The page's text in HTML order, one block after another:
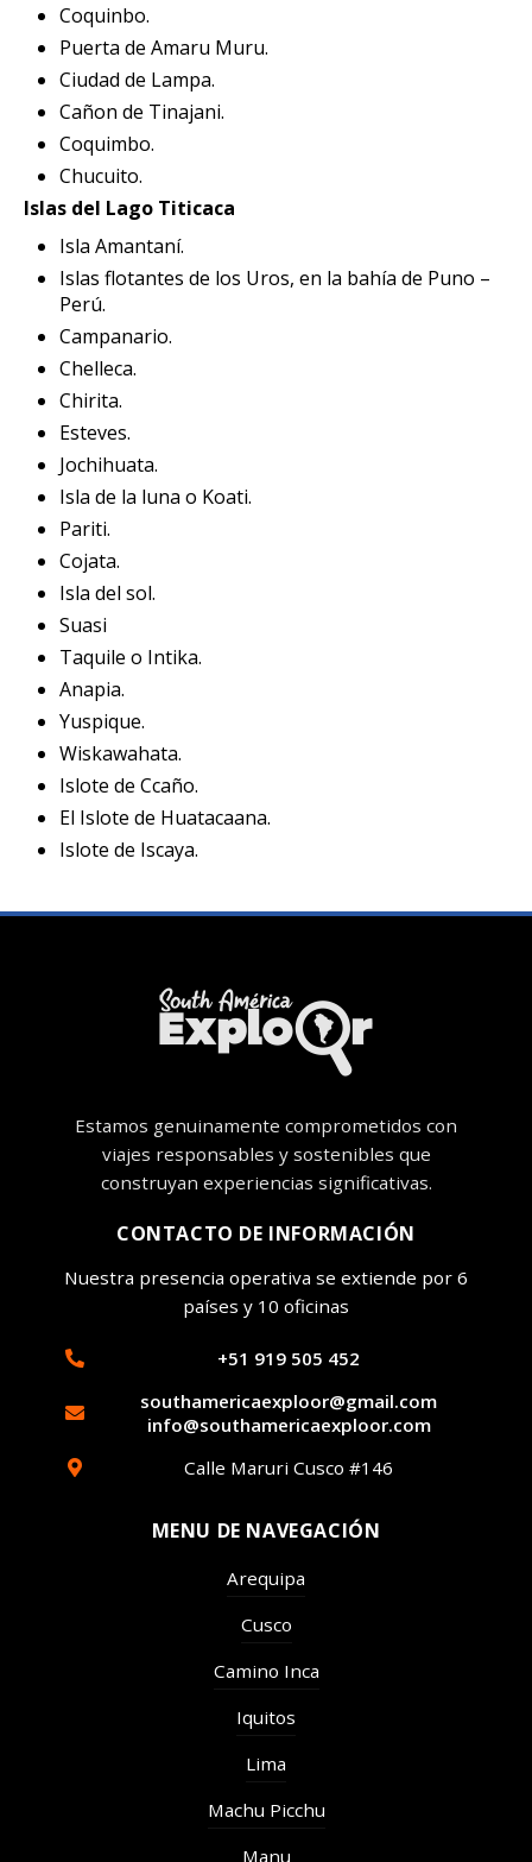
Coquinbo.
Puerta de Amaru Muru.
Ciudad de Lampa.
Cañon de Tinajani.
Coquimbo.
Chucuito.
Islas del Lago Titicaca
Isla Amantaní.
Islas flotantes de los Uros, en la bahía de Puno –
Perú.
Campanario.
Chelleca.
Chirita.
Esteves.
Jochihuata.
Isla de la luna o Koati.
Pariti.
Cojata.
Isla del sol.
Suasi
Taquile o Intika.
Anapia.
Yuspique.
Wiskawahata.
Islote de Ccaño.
El Islote de Huatacaana.
Islote de Iscaya.
Estamos genuinamente comprometidos con
viajes responsables y sostenibles que
construyan experiencias significativas.
CONTACTO DE INFORMACIÓN
Nuestra presencia operativa se extiende por 6
países y 10 oficinas
+51 919 505 452
southamericaexploor@gmail.com
info@southamericaexploor.com
Calle Maruri Cusco #146
MENU DE NAVEGACIÓN
Arequipa
Cusco
Camino Inca
Iquitos
Lima
Machu Picchu
Manu